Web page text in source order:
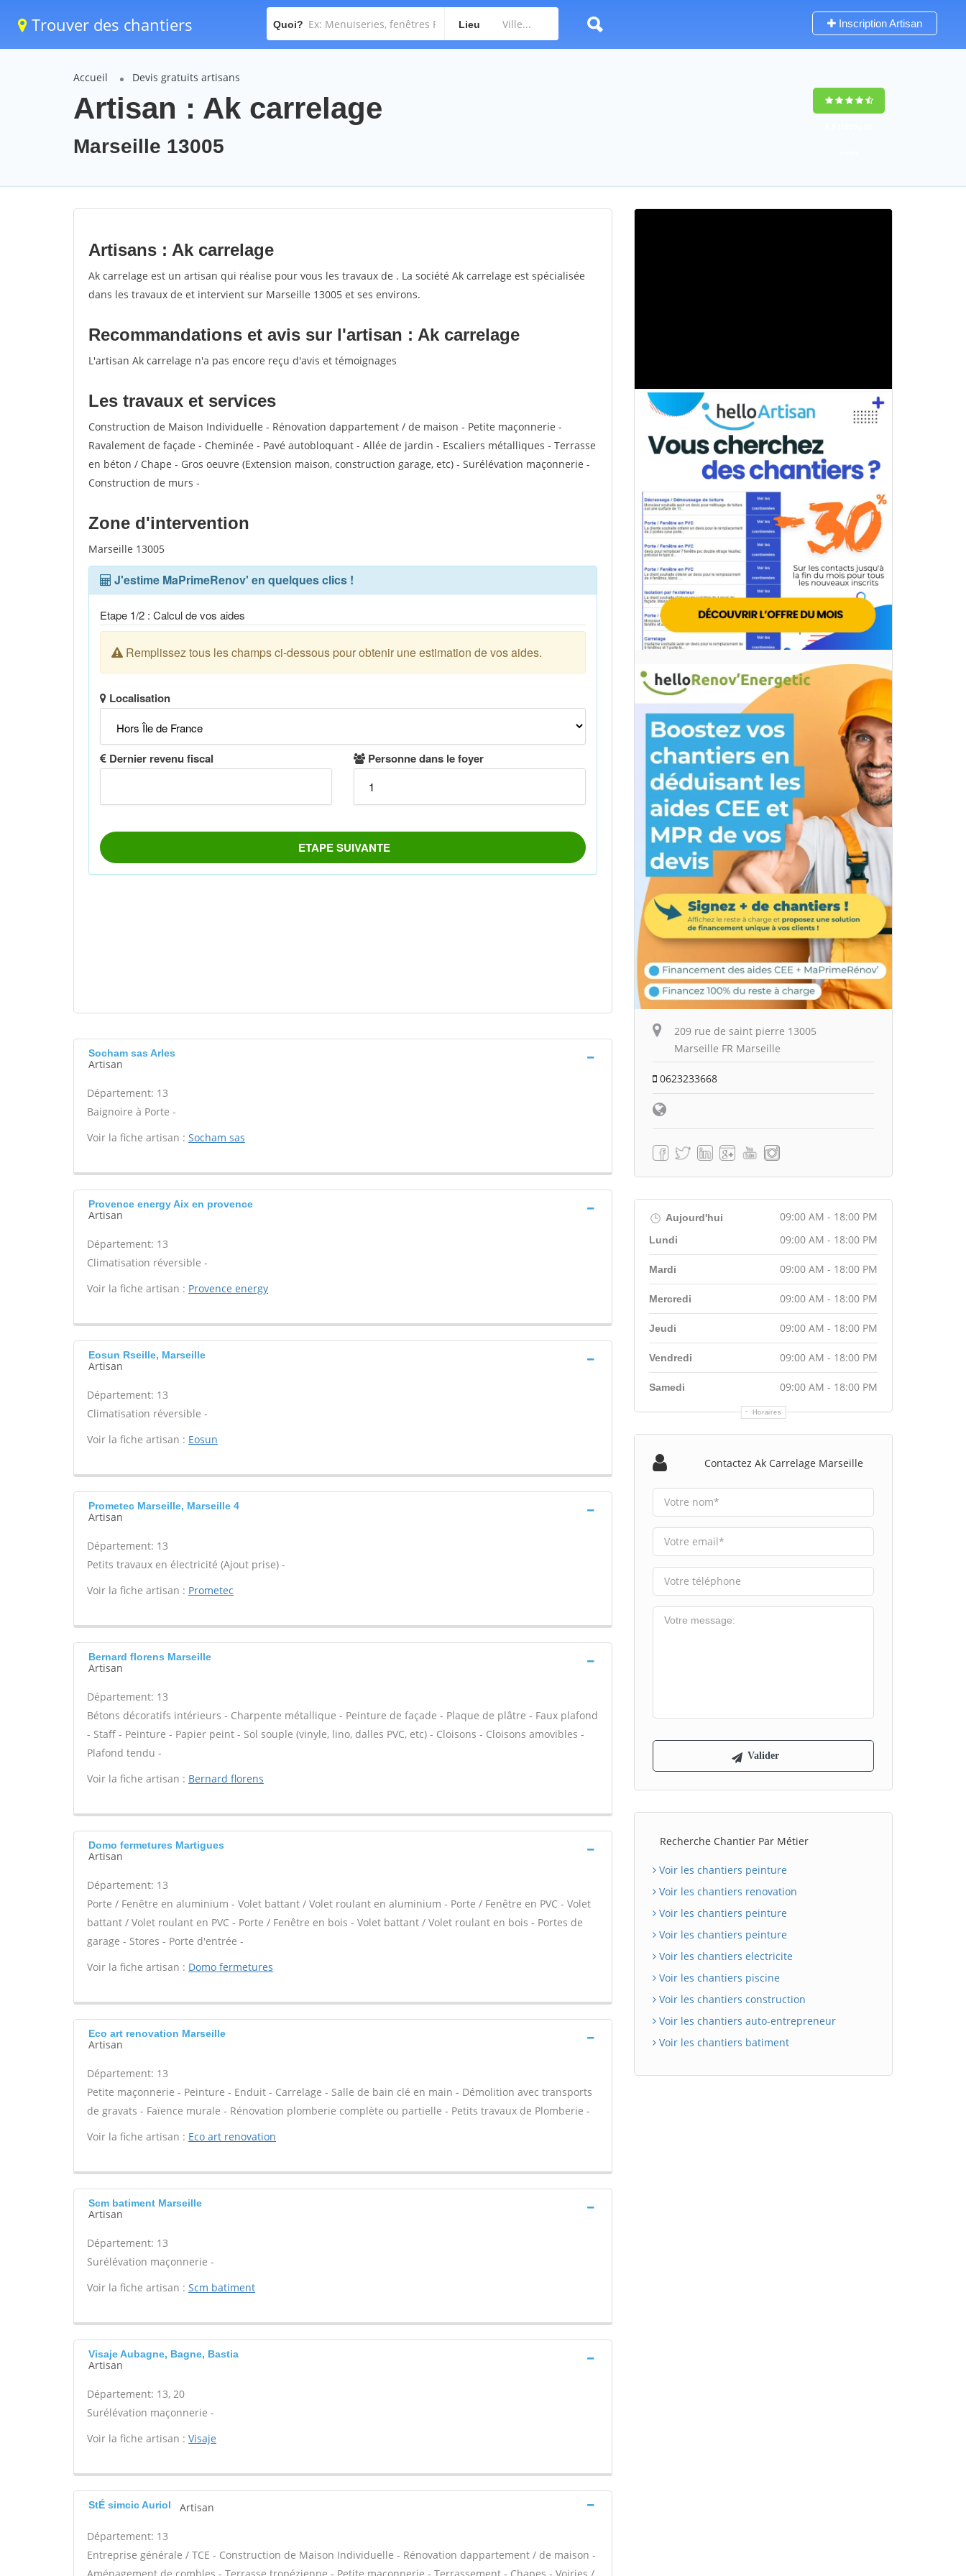
Trouver des chantiers Quoi? Lieu Inscription Artisan
Accueil Devis gratuits artisans
Artisan : Ak carrelage
Marseille 13005
Artisans : Ak carrelage
Ak carrelage est un artisan qui réalise pour vous les travaux de . La société Ak carrelage est spécialisée
dans les travaux de et intervient sur Marseille 13005 et ses environs.
Recommandations et avis sur l'artisan : Ak carrelage
L'artisan Ak carrelage n'a pas encore reçu d'avis et témoignages
Les travaux et services
Construction de Maison Individuelle - Rénovation dappartement / de maison - Petite maçonnerie -
Ravalement de façade - Cheminée - Pavé autobloquant - Allée de jardin - Escaliers métalliques - Terrasse
en béton / Chape - Gros oeuvre (Extension maison, construction garage, etc) - Surélévation maçonnerie -
Construction de murs -
Zone d'intervention
Marseille 13005
Socham sas Arles
Artisan
Département: 13
Baignoire à Porte -
Voir la fiche artisan : Socham sas
Provence energy Aix en provence
Artisan
Département: 13
Climatisation réversible -
Voir la fiche artisan : Provence energy
Eosun Rseille, Marseille
Artisan
Département: 13
Climatisation réversible -
Voir la fiche artisan : Eosun
Prometec Marseille, Marseille 4
Artisan
Département: 13
Petits travaux en électricité (Ajout prise) -
Voir la fiche artisan : Prometec
Bernard florens Marseille
Artisan
Département: 13
Bétons décoratifs intérieurs - Charpente métallique - Peinture de façade - Plaque de plâtre - Faux plafond
- Staff - Peinture - Papier peint - Sol souple (vinyle, lino, dalles PVC, etc) - Cloisons - Cloisons amovibles -
Plafond tendu -
Voir la fiche artisan : Bernard florens
Domo fermetures Martigues
Artisan
Département: 13
Porte / Fenêtre en aluminium - Volet battant / Volet roulant en aluminium - Porte / Fenêtre en PVC - Volet
battant / Volet roulant en PVC - Porte / Fenêtre en bois - Volet battant / Volet roulant en bois - Portes de
garage - Stores - Porte d'entrée -
Voir la fiche artisan : Domo fermetures
Eco art renovation Marseille
Artisan
Département: 13
Petite maçonnerie - Peinture - Enduit - Carrelage - Salle de bain clé en main - Démolition avec transports
de gravats - Faïence murale - Rénovation plomberie complète ou partielle - Petits travaux de Plomberie -
Voir la fiche artisan : Eco art renovation
Scm batiment Marseille
Artisan
Département: 13
Surélévation maçonnerie -
Voir la fiche artisan : Scm batiment
Visaje Aubagne, Bagne, Bastia
Artisan
Département: 13, 20
Surélévation maçonnerie -
Voir la fiche artisan : Visaje
StÉ simcic Auriol Artisan
Département: 13
Entreprise générale / TCE - Construction de Maison Individuelle - Rénovation dappartement / de maison -
209 rue de saint pierre 13005
Marseille FR Marseille
0623233668
Aujourd'hui 09:00 AM - 18:00 PM
Horaires
Lundi 09:00 AM - 18:00 PM
Mardi 09:00 AM - 18:00 PM
Mercredi 09:00 AM - 18:00 PM
Jeudi 09:00 AM - 18:00 PM
Vendredi 09:00 AM - 18:00 PM
Samedi 09:00 AM - 18:00 PM
Contactez Ak Carrelage Marseille
Recherche Chantier Par Métier
Voir les chantiers peinture
Voir les chantiers renovation
Voir les chantiers peinture
Voir les chantiers peinture
Voir les chantiers electricite
Voir les chantiers piscine
Voir les chantiers construction
Voir les chantiers auto-entrepreneur
Voir les chantiers batiment